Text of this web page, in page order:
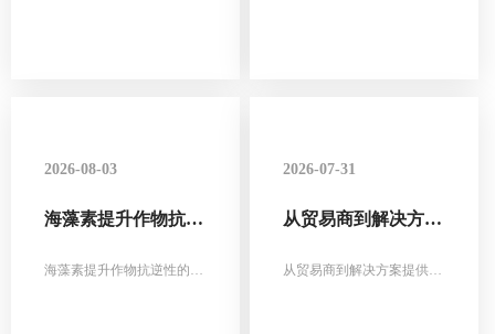
2026-08-03
海藻素提升作物抗逆
抗寒、抗盐胁迫的实
海藻素提升作物抗逆性的机
2026-07-31
从贸易商到解决方案
瑞以"进口原料本地
从贸易商到解决方案提供